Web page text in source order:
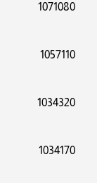
1071080
1057110
1034320
1034170